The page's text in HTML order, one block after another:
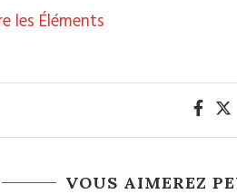
les Éléments
VOUS AIMEREZ